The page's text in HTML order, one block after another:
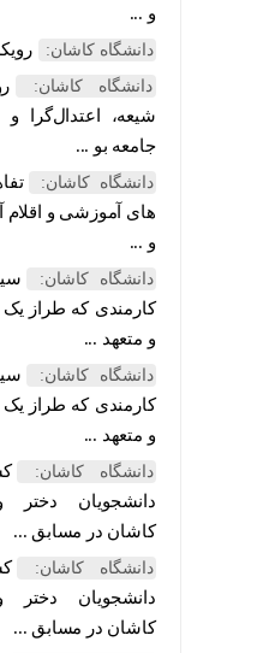
دانشگاه کاشان: رویکرد
دانشگاه کاشان:
شیعه، اعتدال‌گرا و بر
جامعه بو ...
دانشگاه کاشان: تفاهم
های آموزشی و اقلام
دانشگاه کاشان: سیل
کارمندی که طراز یک
و متعهد ...
دانشگاه کاشان: سیل
کارمندی که طراز یک
و متعهد ...
دانشگاه کاشان: کسب
دانشجویان دختر
کاشان در مسابق ...
دانشگاه کاشان: کسب
دانشجویان دختر
کاشان در مسابق ...